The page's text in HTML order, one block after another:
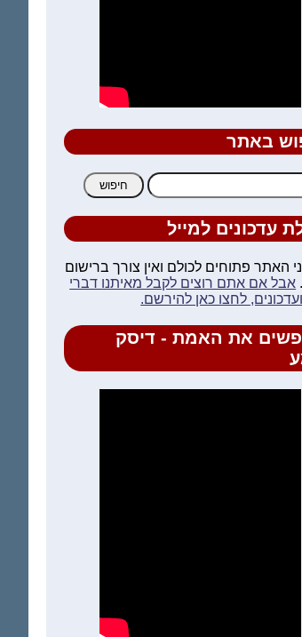
באתר
עדכונים למייל
האתר פתוחים לכולם ואין צורך ברישום
אבל אם אתם רוצים לקבל מאיתנו דברי
לחצו כאן להירשם.
את האמת - דיסק